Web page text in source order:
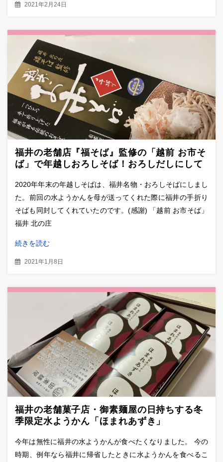
2021年2月24日
福井の老舗店『福そば』監修の「越前 お市そ
ば」で年越しおろしそば！おろしだしにして
2020年年末の年越しそばは、福井名物・おろしそばにしまし
た。前回の水ようかんを母が送ってくれた際に福井の手折り
そばも同封してくれていたのです。(感謝) 「越前 お市そば」
福井 北の庄
続きを読む
2021年1月8日
福井の老舗菓子店・御素麺屋の日持ちする冬
季限定水ようかん「ほまれあずき」
今年は無性に福井の水ようかんが食べたくなりました。 今の
時期、例年なら福井に帰省したときに水ようかんを食べるこ